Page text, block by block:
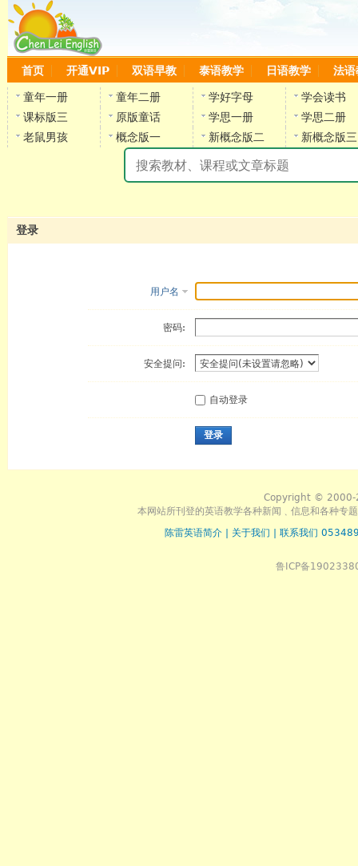
首页 开通VIP 双语早教 泰语教学 日语教学 法语
童年一册 童年二册 学好字母
学会读书
课标版三
原版童话 学思一册
学思二册
老鼠男孩
概念版一 新概念版二 新概念版三
登录
用户名
密码:
安全提问:
自动登录
登录
Copyright © 2000-
本网站所刊登的英语教学各种新闻﹑信息和各种专
陈雷英语简介
关于我们 联系我们
鲁ICP备